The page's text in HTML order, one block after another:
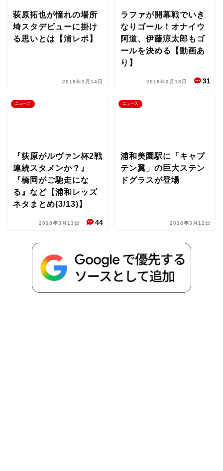
荻原拓也が憧れの場所
埼スタデビューに掛け
る思いとは【浦レポ】
2018年3月14日
ラファが開幕戦でいき
なりゴール！オナイウ
阿道、伊藤涼太郎もゴ
ールを決める【動画あ
り】
2018年3月13日 31
ニュース
『荻原がルヴァン杯2戦
連続スタメンか？』
『橋岡がご馳走にな
る』など【浦和レッズ
ネタまとめ(3/13)】
2018年3月13日 44
ニュース
浦和美園駅に「キャプ
テン翼」の巨大ステン
ドグラスが登場
2018年3月12日